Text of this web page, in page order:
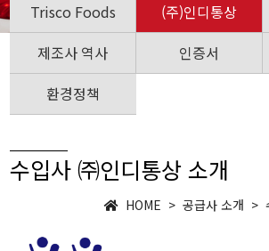
Trisco Foods (주)인디통상
제조사 역사
인증서
환경정책
수입사 ㈜인디통상 소개
HOME > 공급사 소개 >